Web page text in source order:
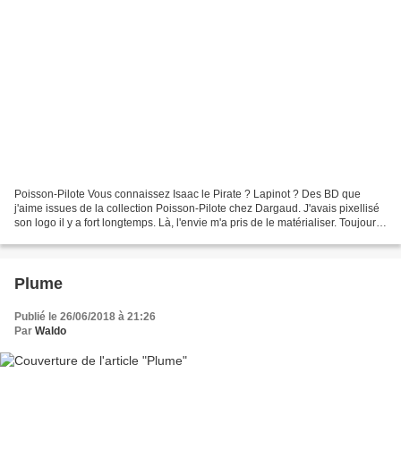
Poisson-Pilote Vous connaissez Isaac le Pirate ? Lapinot ? Des BD que
j'aime issues de la collection Poisson-Pilote chez Dargaud. J'avais pixellisé
son logo il y a fort longtemps. Là, l'envie m'a pris de le matérialiser. Toujours
Plume
Publié le 26/06/2018 à 21:26
Par Waldo